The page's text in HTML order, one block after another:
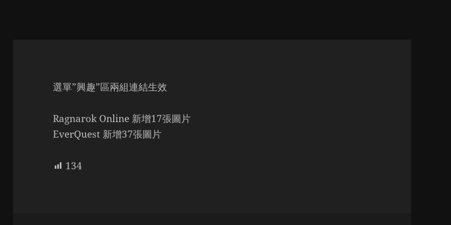
選單”興趣”區兩組連結生效
Ragnarok Online 新增17張圖片
EverQuest 新增37張圖片
134